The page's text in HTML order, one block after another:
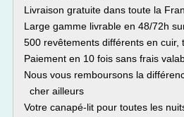
Livraison gratuite dans toute la
Large gamme livrable en 48/72h
500 revêtements différents en cuir,
Paiement en 10 fois sans frais
Nous vous remboursons la
cher ailleurs
Votre canapé-lit pour toutes les